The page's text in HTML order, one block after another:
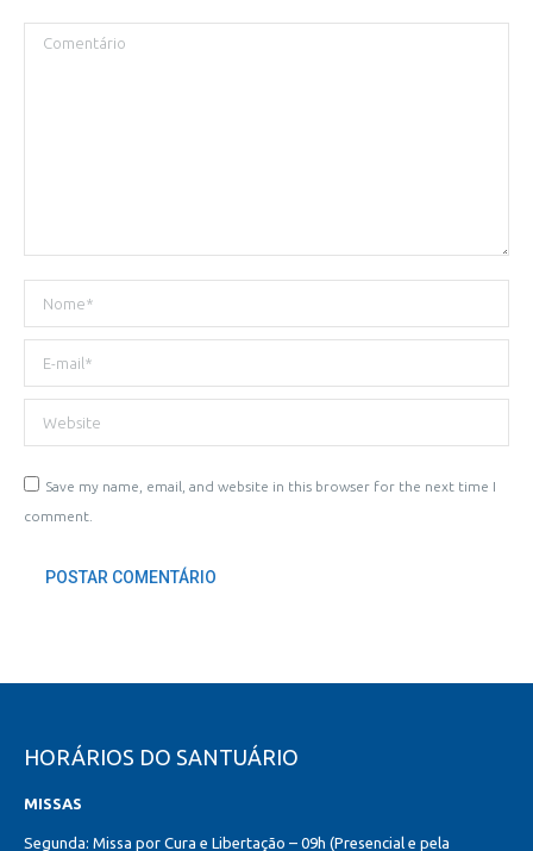
Comentário
Nome *
E-mail *
Website
Save my name, email, and website in this browser for the next time I
comment.
POSTAR COMENTÁRIO
HORÁRIOS DO SANTUÁRIO
MISSAS
Segunda: Missa por Cura e Libertação – 09h (Presencial e pela